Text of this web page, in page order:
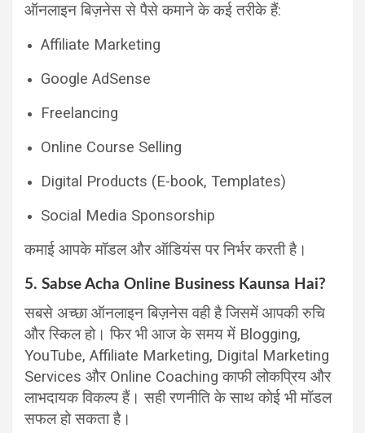
ऑनलाइन बिज़नेस से पैसे कमाने के कई तरीके हैं:
Affiliate Marketing
Google AdSense
Freelancing
Online Course Selling
Digital Products (E-book, Templates)
Social Media Sponsorship
कमाई आपके मॉडल और ऑडियंस पर निर्भर करती है।
5. Sabse Acha Online Business Kaunsa Hai?
सबसे अच्छा ऑनलाइन बिज़नेस वही है जिसमें आपकी रुचि
और स्किल हो। फिर भी आज के समय में Blogging,
YouTube, Affiliate Marketing, Digital Marketing
Services और Online Coaching काफी लोकप्रिय और
लाभदायक विकल्प हैं। सही रणनीति के साथ कोई भी मॉडल
सफल हो सकता है।